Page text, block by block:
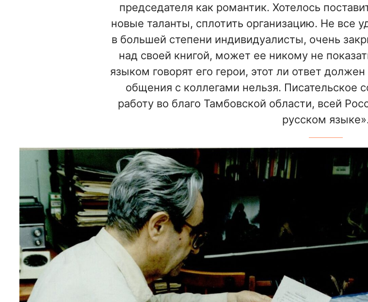
председателя как романтик. Хотелось
новые таланты, сплотить организацию. Не все
в большей степени индивидуалисты, очень
над своей книгой, может ее никому не
языком говорят его герои, этот ли ответ
общения с коллегами нельзя. Писательское
работу во благо Тамбовской области, всей
русском